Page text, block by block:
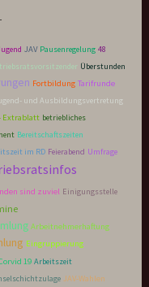
JAV Pausenregelung 48
Überstunden
Fortbildung Tarifrunde
und Ausbildungsvertretung
Extrablatt betriebliches
Bereitschaftszeiten
im RD Feierabend Umfrage
sind zuviel Einigungsstelle
Arbeitnehmerhaftung
Eingruppierung
19 Arbeitszeit
JAV-Wahlen